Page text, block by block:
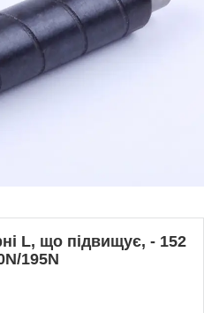
L, що підвищує, - 152
195N